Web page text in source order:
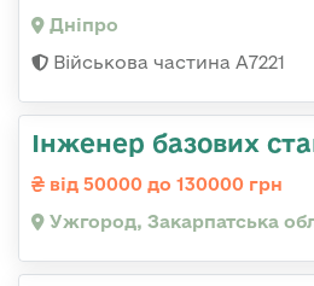
Дніпро
Військова частина А7221
Інженер базових
від 50000 до 130000 грн
Ужгород, Закарпатська